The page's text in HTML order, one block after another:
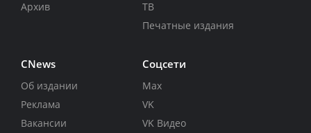
Архив
ТВ
Печатные издания
CNews
Об издании
Реклама
Вакансии
Соцсети
Max
VK
VK Видео